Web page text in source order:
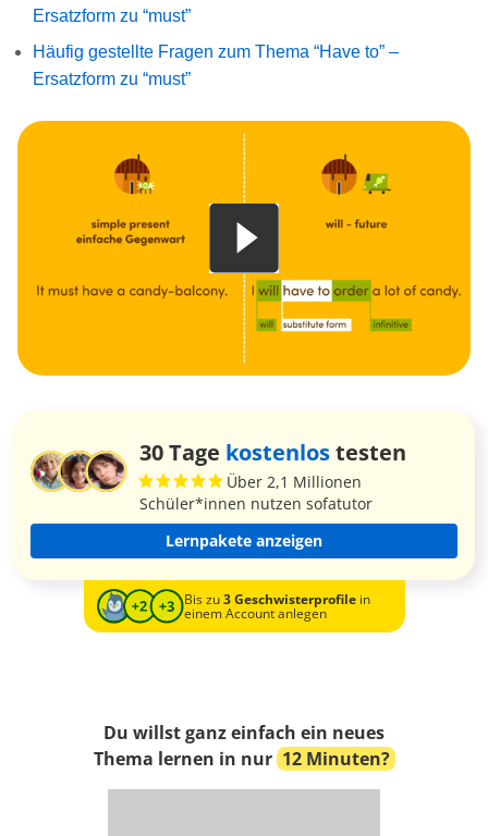
Ersatzform zu “must”
Häufig gestellte Fragen zum Thema “Have to” –
Ersatzform zu “must”
30 Tage kostenlostesten
Über 2,1 Millionen
Schüler*innen nutzen sofatutor
Lernpakete anzeigen
Bis zu3 Geschwisterprofilein
einem Account anlegen
Du willst ganz einfach ein neues
Thema lernen in nur 12 Minuten?